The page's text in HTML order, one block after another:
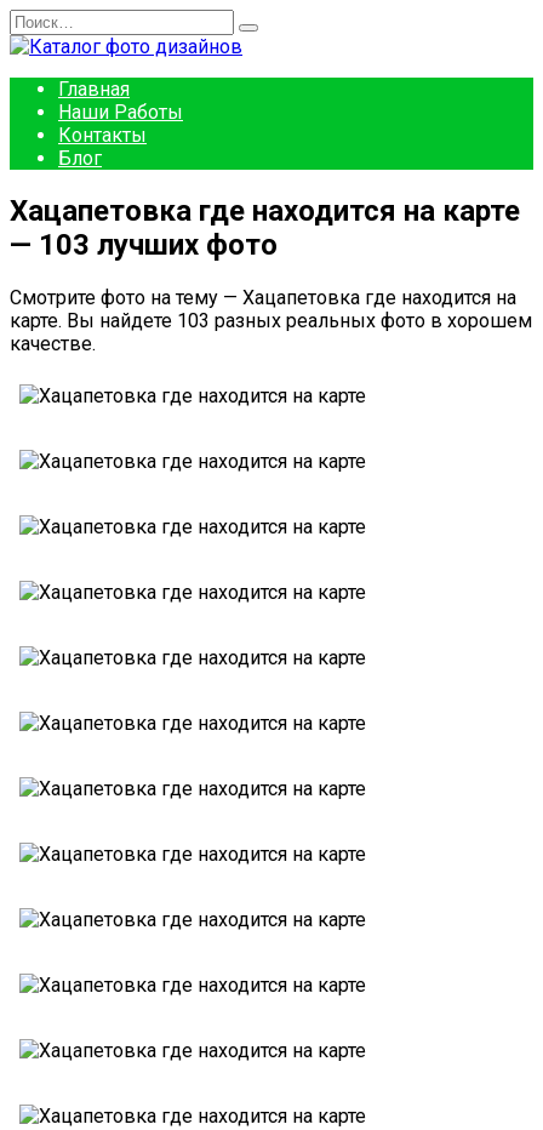
Перейти
к
Search
for:
Главная
Наши Работы
Контакты
Блог
Хацапетовка где находится на карте
— 103 лучших фото
Смотрите фото на тему — Хацапетовка где находится на
карте. Вы найдете 103 разных реальных фото в хорошем
качестве.